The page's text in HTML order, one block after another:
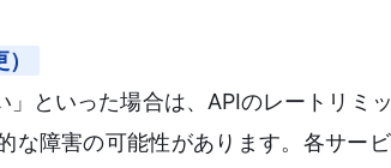
といった場合は、APIのレートリミ
な障害の可能性があります。各サー